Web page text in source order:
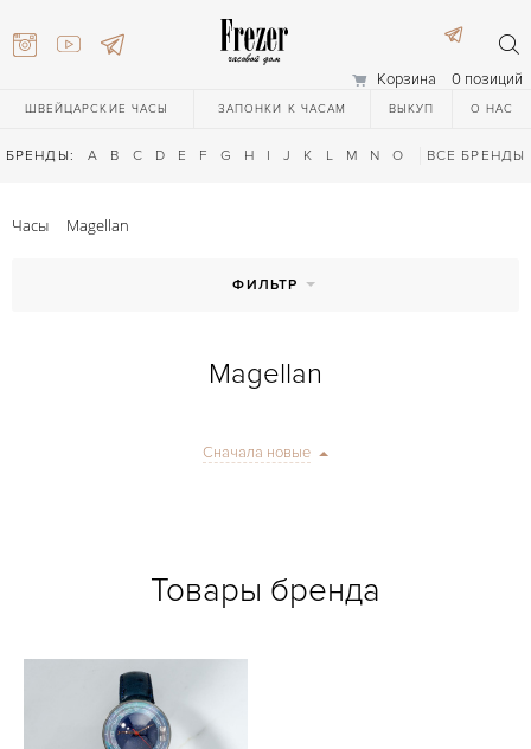
Корзина 0 позиций
ШВЕЙЦАРСКИЕ ЧАСЫ ЗАПОНКИ К ЧАСАМ ВЫКУП О НАС
БРЕНДЫ: A B C D E F G H I J K L M N O Q R S T
ВСЕ БРЕНДЫ
Часы Magellan
ФИЛЬТР
Magellan
Сначала новые
Товары бренда